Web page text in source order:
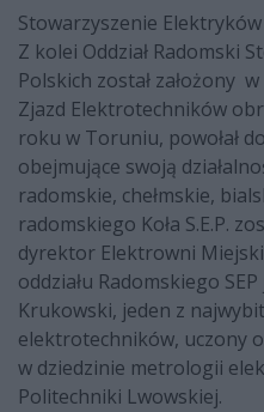
Stowarzyszenie
Z kolei Oddział Radomski
Polskich został założony
Zjazd Elektrotechników
roku w Toruniu, powołał
obejmujące swoją
radomskie, chełmskie,
radomskiego Koła S.E.P.
dyrektor Elektrowni
oddziału Radomskiego
Krukowski, jeden z
elektrotechników, uczony
w dziedzinie metrologii
Politechniki Lwowskiej.